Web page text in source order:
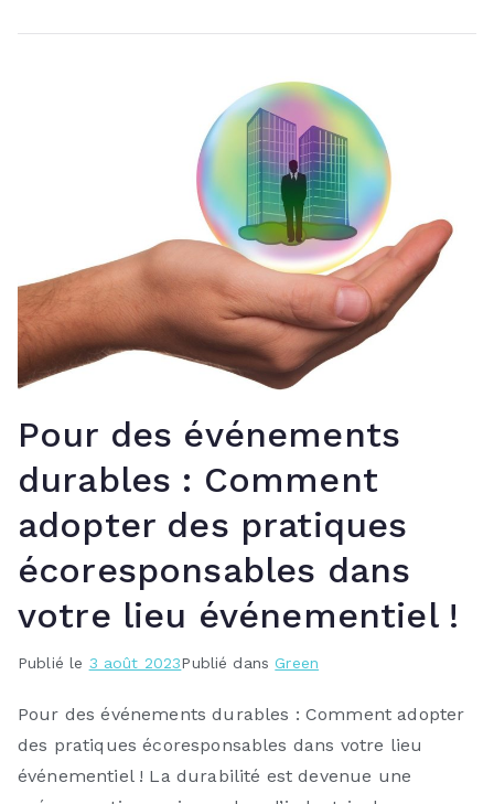
Pour des événements
durables : Comment
adopter des pratiques
écoresponsables dans
votre lieu événementiel !
Publié le 3 août 2023Publié dansGreen
Pour des événements durables : Comment adopter
des pratiques écoresponsables dans votre lieu
événementiel ! La durabilité est devenue une